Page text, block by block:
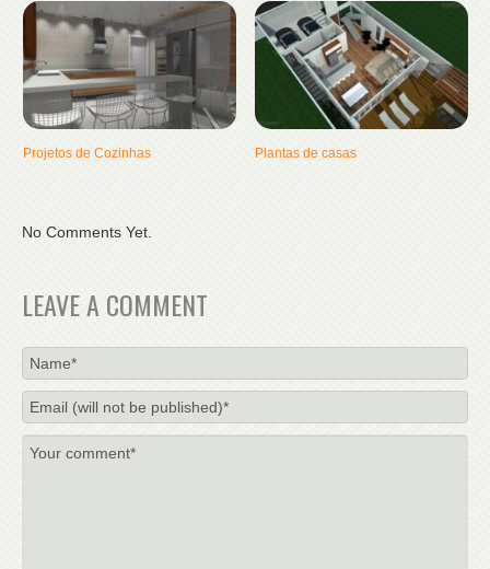
Projetos de Cozinhas Plantas de casas
No Comments Yet.
LEAVE A COMMENT